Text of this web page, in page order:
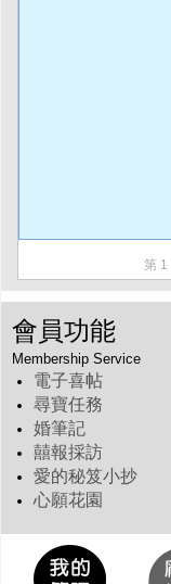
第 1
會員功能
Membership Service
電子喜帖
尋寶任務
婚筆記
囍報採訪
愛的秘笈小抄
心願花園